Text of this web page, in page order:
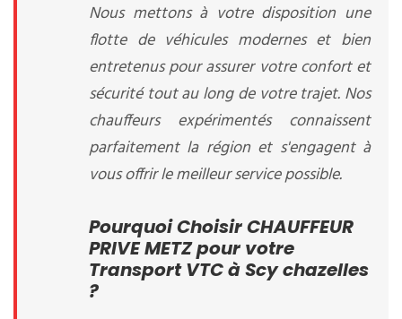
Nous mettons à votre disposition une
flotte de véhicules modernes et bien
entretenus pour assurer votre confort et
sécurité tout au long de votre trajet. Nos
chauffeurs expérimentés connaissent
parfaitement la région et s'engagent à
vous offrir le meilleur service possible.
Pourquoi Choisir CHAUFFEUR
PRIVE METZ pour votre
Transport VTC à Scy chazelles
?